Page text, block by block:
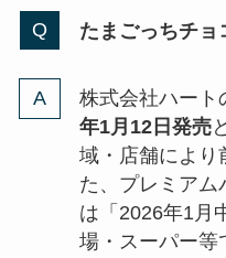
たまごっちチョ
株式会社ハート
年1月12日発売
域・店舗により
た、プレミアム
は「2026年1月
場・スーパー等